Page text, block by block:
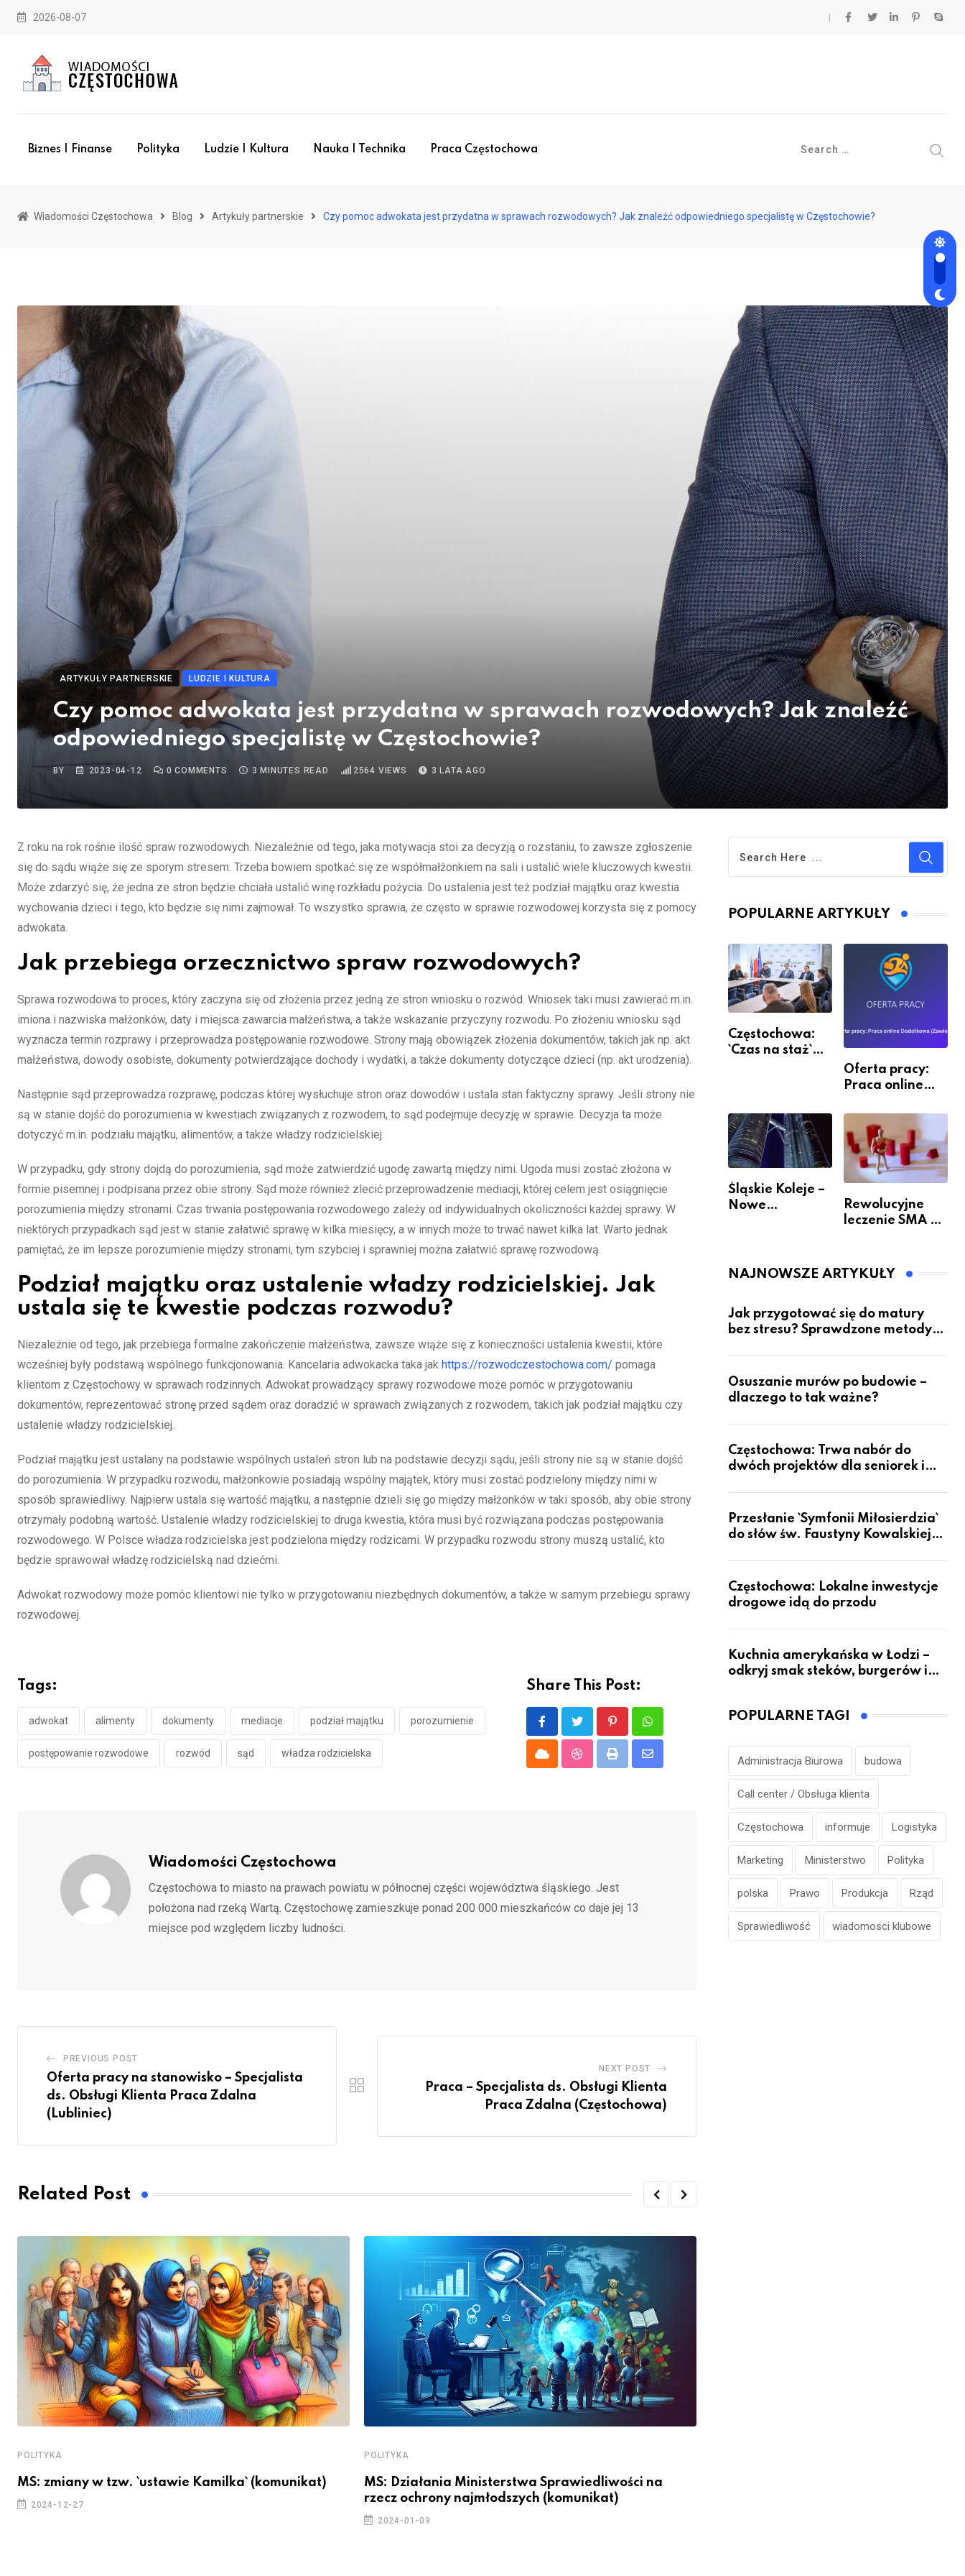
Skip
2026-08-07
Biznes I Finanse Polityka Ludzie I Kultura Nauka I Technika Praca Częstochowa
Wiadomości Częstochowa Blog Artykuły partnerskie Czy pomoc adwokata jest przydatna w sprawach rozwodowych? Jak znaleźć odpowiedniego specjalistę w Częstochowie?
ARTYKUŁY PARTNERSKIE LUDZIE I KULTURA
Czy pomoc adwokata jest przydatna w sprawach rozwodowych? Jak znaleźć
odpowiedniego specjalistę w Częstochowie?
BY 2023-04-12 0 COMMENTS 3 MINUTES READ 2564 VIEWS 3 LATA AGO
Z roku na rok rośnie ilość spraw rozwodowych. Niezależnie od tego, jaka motywacja stoi za decyzją o rozstaniu, to zawsze zgłoszenie
się do sądu wiąże się ze sporym stresem. Trzeba bowiem spotkać się ze współmałżonkiem na sali i ustalić wiele kluczowych kwestii.
Może zdarzyć się, że jedna ze stron będzie chciała ustalić winę rozkładu pożycia. Do ustalenia jest też podział majątku oraz kwestia
wychowania dzieci i tego, kto będzie się nimi zajmował. To wszystko sprawia, że często w sprawie rozwodowej korzysta się z pomocy
adwokata.
Jak przebiega orzecznictwo spraw rozwodowych?
Sprawa rozwodowa to proces, który zaczyna się od złożenia przez jedną ze stron wniosku o rozwód. Wniosek taki musi zawierać m.in.
imiona i nazwiska małżonków, daty i miejsca zawarcia małżeństwa, a także wskazanie przyczyny rozwodu. Po złożeniu wniosku sąd
wyznacza termin rozprawy i przeprowadza postępowanie rozwodowe. Strony mają obowiązek złożenia dokumentów, takich jak np. akt
małżeństwa, dowody osobiste, dokumenty potwierdzające dochody i wydatki, a także dokumenty dotyczące dzieci (np. akt urodzenia).
Następnie sąd przeprowadza rozprawę, podczas której wysłuchuje stron oraz dowodów i ustala stan faktyczny sprawy. Jeśli strony nie
są w stanie dojść do porozumienia w kwestiach związanych z rozwodem, to sąd podejmuje decyzję w sprawie. Decyzja ta może
dotyczyć m.in. podziału majątku, alimentów, a także władzy rodzicielskiej.
W przypadku, gdy strony dojdą do porozumienia, sąd może zatwierdzić ugodę zawartą między nimi. Ugoda musi zostać złożona w
formie pisemnej i podpisana przez obie strony. Sąd może również zlecić przeprowadzenie mediacji, której celem jest osiągnięcie
porozumienia między stronami. Czas trwania postępowania rozwodowego zależy od indywidualnych okoliczności każdej sprawy. W
niektórych przypadkach sąd jest w stanie załatwić sprawę w kilka miesięcy, a w innych może to trwać nawet kilka lat. Warto jednak
pamiętać, że im lepsze porozumienie między stronami, tym szybciej i sprawniej można załatwić sprawę rozwodową.
Podział majątku oraz ustalenie władzy rodzicielskiej. Jak
ustala się te kwestie podczas rozwodu?
Niezależnie od tego, jak przebiega formalne zakończenie małżeństwa, zawsze wiąże się z konieczności ustalenia kwestii, które
wcześniej były podstawą wspólnego funkcjonowania. Kancelaria adwokacka taka jak https://rozwodczestochowa.com/ pomaga
klientom z Częstochowy w sprawach rodzinnych. Adwokat prowadzący sprawy rozwodowe może pomóc w przygotowaniu
dokumentów, reprezentować stronę przed sądem oraz doradzić w sprawach związanych z rozwodem, takich jak podział majątku czy
ustalenie władzy rodzicielskiej.
Podział majątku jest ustalany na podstawie wspólnych ustaleń stron lub na podstawie decyzji sądu, jeśli strony nie są w stanie dojść
do porozumienia. W przypadku rozwodu, małżonkowie posiadają wspólny majątek, który musi zostać podzielony między nimi w
sposób sprawiedliwy. Najpierw ustala się wartość majątku, a następnie dzieli się go między małżonków w taki sposób, aby obie strony
otrzymały podobną wartość. Ustalenie władzy rodzicielskiej to druga kwestia, która musi być rozwiązana podczas postępowania
rozwodowego. W Polsce władza rodzicielska jest podzielona między rodzicami. W przypadku rozwodu strony muszą ustalić, kto
będzie sprawował władzę rodzicielską nad dziećmi.
Adwokat rozwodowy może pomóc klientowi nie tylko w przygotowaniu niezbędnych dokumentów, a także w samym przebiegu sprawy
rozwodowej.
Tags:
adwokat alimenty dokumenty mediacje podział majątku porozumienie
postępowanie rozwodowe rozwód sąd władza rodzicielska
Share This Post:
PinterestWhatsapp
Cloud StumbleUpon
Print
Share
Wiadomości Częstochowa
Częstochowa to miasto na prawach powiatu w północnej części województwa śląskiego. Jest
położona nad rzeką Wartą. Częstochowę zamieszkuje ponad 200 000 mieszkańców co daje jej 13
miejsce pod względem liczby ludności.
PREVIOUS POST
Oferta pracy na stanowisko – Specjalista
ds. Obsługi Klienta Praca Zdalna
(Lubliniec)
NEXT POST
Praca – Specjalista ds. Obsługi Klienta
Praca Zdalna (Częstochowa)
Related Post
POLITYKA
MS: zmiany w tzw. `ustawie Kamilka` (komunikat)
2024-12-27
POLITYKA
MS: Działania Ministerstwa Sprawiedliwości na
rzecz ochrony najmłodszych (komunikat)
2024-01-09
POPULARNE ARTYKUŁY
Częstochowa:
`Czas na staż`
Oferta pracy:
Praca online
(Zawiercie)
Śląskie Koleje –
Nowe
Rewolucyjne
leczenie SMA –
pacjentów?
NAJNOWSZE ARTYKUŁY
Jak przygotować się do matury
bez stresu? Sprawdzone metody
Osuszanie murów po budowie –
dlaczego to tak ważne?
Częstochowa: Trwa nabór do
dwóch projektów dla seniorek i
Przesłanie `Symfonii Miłosierdzia`
do słów św. Faustyny Kowalskiej
Częstochowa: Lokalne inwestycje
drogowe idą do przodu
Kuchnia amerykańska w Łodzi –
odkryj smak steków, burgerów i
POPULARNE TAGI
Administracja Biurowa budowa
Call center / Obsługa klienta
Częstochowa informuje Logistyka
Marketing Ministerstwo Polityka
polska Prawo Produkcja Rząd
Sprawiedliwość wiadomosci klubowe